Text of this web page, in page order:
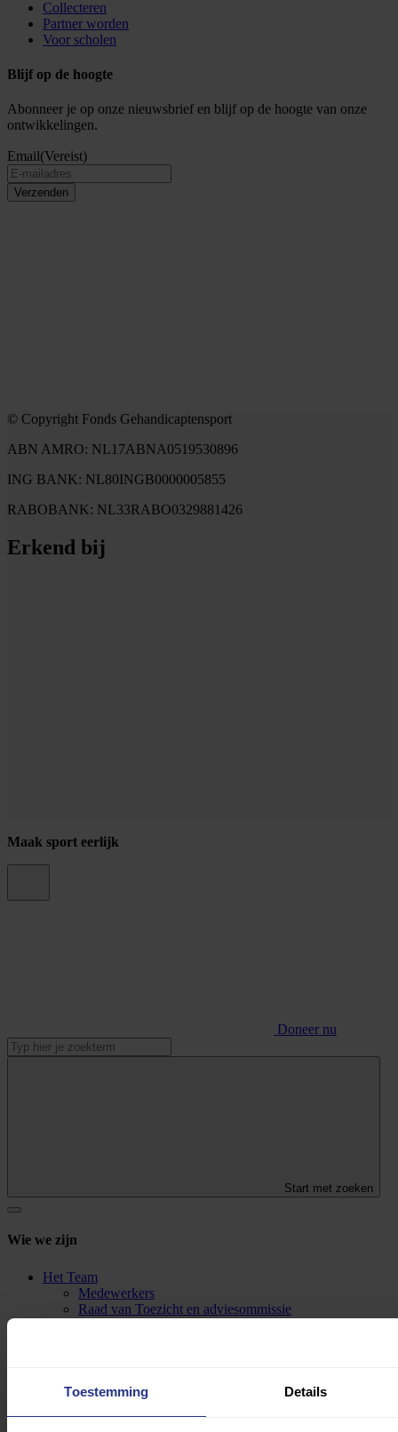
Toestemming Details
Collecteren
Partner worden
Voor scholen
Blijf op de hoogte
Abonneer je op onze nieuwsbrief en blijf op de hoogte van onze
ontwikkelingen.
Email(Vereist)
Verzenden
© Copyright Fonds Gehandicaptensport
ABN AMRO: NL17ABNA0519530896
ING BANK: NL80INGB0000005855
RABOBANK: NL33RABO0329881426
Erkend bij
Maak sport eerlijk
Doneer nu
Start met zoeken
Wie we zijn
Het Team
Medewerkers
Raad van Toezicht en adviesommissie
Over ons
Missie & Visie